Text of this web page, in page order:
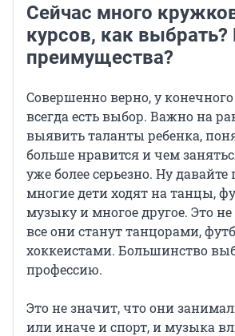
Сейчас много
курсов, как
преимущества?
Совершенно верно, у
всегда есть выбор. Важно на
выявить таланты ребенка,
больше нравится и чем
уже более серьезно. Ну
многие дети ходят на танцы,
музыку и многое другое. Это не
все они станут танцорами,
хоккеистами. Большинство
профессию.
Это не значит, что они
или иначе и спорт, и музыка